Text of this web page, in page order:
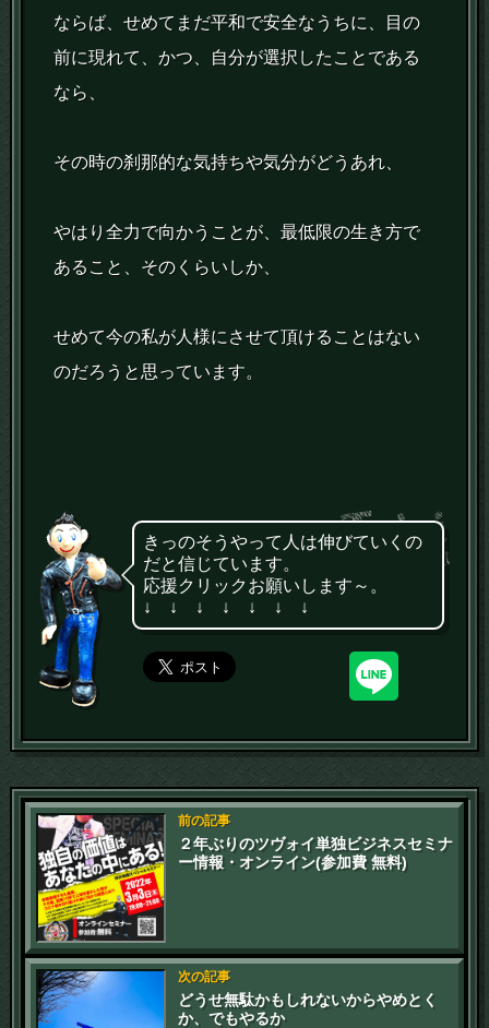
ならば、せめてまだ平和で安全なうちに、目の
前に現れて、かつ、自分が選択したことである
なら、
その時の刹那的な気持ちや気分がどうあれ、
やはり全力で向かうことが、最低限の生き方で
あること、そのくらいしか、
せめて今の私が人様にさせて頂けることはない
のだろうと思っています。
きっのそうやって人は伸びていくの
だと信じています。
応援クリックお願いします～。
↓ ↓ ↓ ↓ ↓ ↓ ↓
前の記事
２年ぶりのツヴォイ単独ビジネスセミナ
ー情報・オンライン(参加費 無料)
次の記事
どうせ無駄かもしれないからやめとく
か、でもやるか